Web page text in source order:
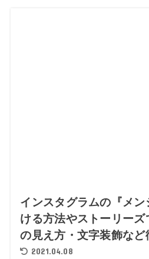
インスタグラムの『メ
ける方法やストーリー
の見え方・文字装飾など
2021.04.08